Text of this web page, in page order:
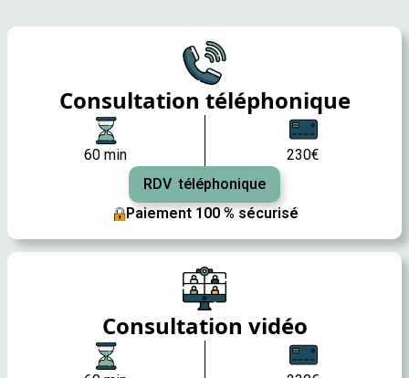
Consultation téléphonique
60 min
230€
RDV téléphonique
Paiement 100 % sécurisé
Consultation vidéo